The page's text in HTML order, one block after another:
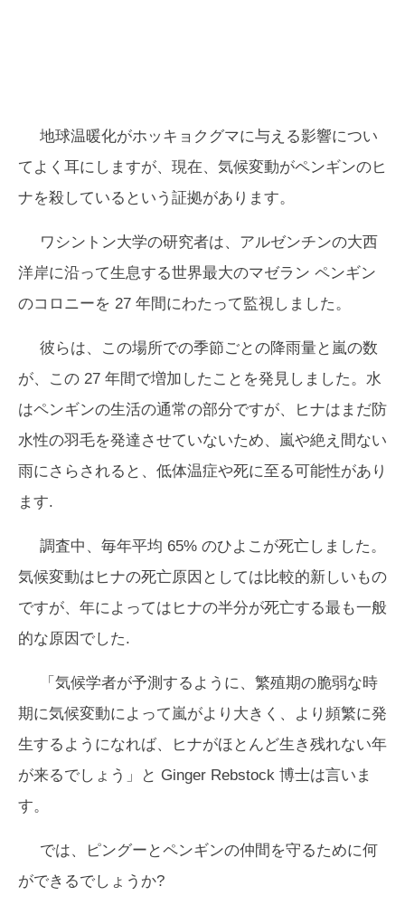
地球温暖化がホッキョクグマに与える影響につい
てよく耳にしますが、現在、気候変動がペンギンのヒ
ナを殺しているという証拠があります。
ワシントン大学の研究者は、アルゼンチンの大西
洋岸に沿って生息する世界最大のマゼラン ペンギン
のコロニーを 27 年間にわたって監視しました。
彼らは、この場所での季節ごとの降雨量と嵐の数
が、この 27 年間で増加したことを発見しました。水
はペンギンの生活の通常の部分ですが、ヒナはまだ防
水性の羽毛を発達させていないため、嵐や絶え間ない
雨にさらされると、低体温症や死に至る可能性があり
ます.
調査中、毎年平均 65% のひよこが死亡しました。
気候変動はヒナの死亡原因としては比較的新しいもの
ですが、年によってはヒナの半分が死亡する最も一般
的な原因でした.
「気候学者が予測するように、繁殖期の脆弱な時
期に気候変動によって嵐がより大きく、より頻繁に発
生するようになれば、ヒナがほとんど生き残れない年
が来るでしょう」と Ginger Rebstock 博士は言いま
す。
では、ピングーとペンギンの仲間を守るために何
ができるでしょうか?